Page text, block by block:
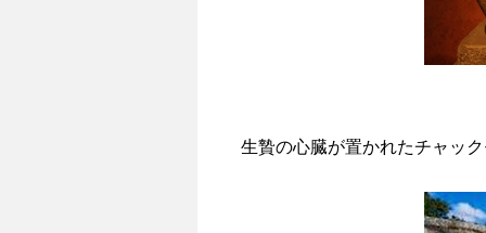
生贄の心臓が置かれたチャッ